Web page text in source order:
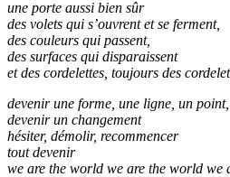
une porte aussi bien sûr
des volets qui s’ouvrent et se ferment,
des couleurs qui passent,
des surfaces qui disparaissent
et des cordelettes, toujours des
devenir une forme, une ligne, un
devenir un changement
hésiter, démolir, recommencer
tout devenir
we are the world we are the world we